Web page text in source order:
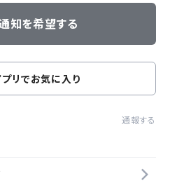
知を希望する
リでお気に入り
通報する